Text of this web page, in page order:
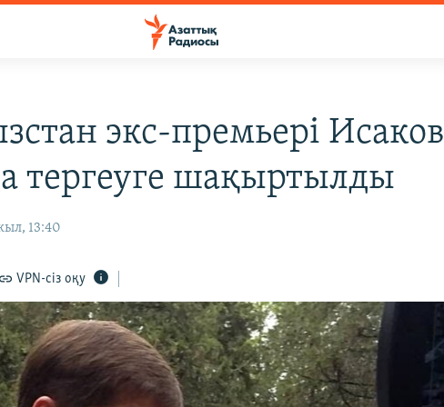
экс-премьері Исаков
тергеуге шақыртылды
13:40
VPN-сіз оқу